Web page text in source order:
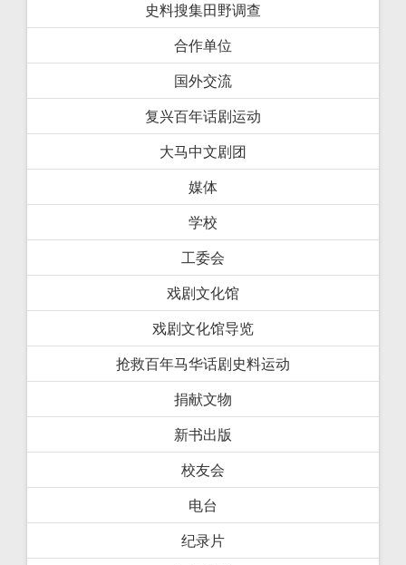
史料搜集田野调查
合作单位
国外交流
复兴百年话剧运动
大马中文剧团
媒体
学校
工委会
戏剧文化馆
戏剧文化馆导览
抢救百年马华话剧史料运动
捐献文物
新书出版
校友会
电台
纪录片